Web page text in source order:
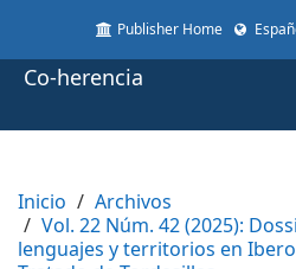
to
page
Main
Content
Sidebar
Publisher Home
Co-herencia
Inicio
Archivos
Vol. 22 Núm. 42 (2025):
lenguajes y territorios en